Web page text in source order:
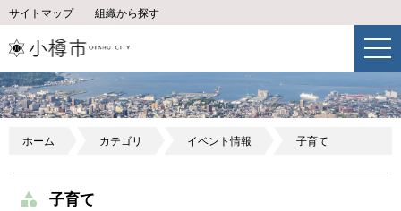
サイトマップ 組織から探す
ホーム カテゴリ イベント情報 子育て
子育て